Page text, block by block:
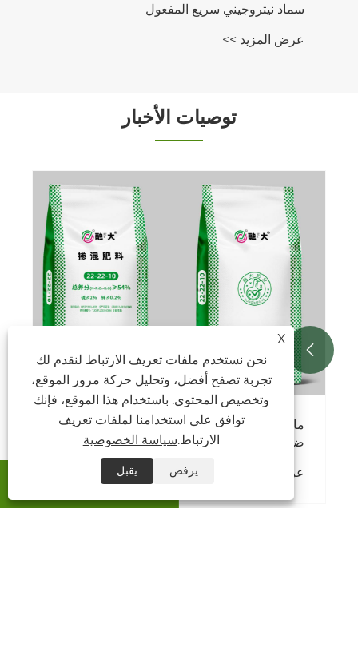
سماد نيتروجيني سريع المفعول
عرض المزيد >>
توصيات الأخبار
سلسلة الأسمدة المخلوطة العادية
الحديثة؟
ما هي نترات
سمادًا نيتروجينيًا
عرض المزيد >>


X
نحن نستخدم ملفات تعريف الارتباط لنقدم لك
تجربة تصفح أفضل، وتحليل حركة مرور الموقع،
وتخصيص المحتوى. باستخدام هذا الموقع، فإنك
توافق على استخدامنا لملفات تعريف
الارتباط.سياسة الخصوصية
يرفض يقبل